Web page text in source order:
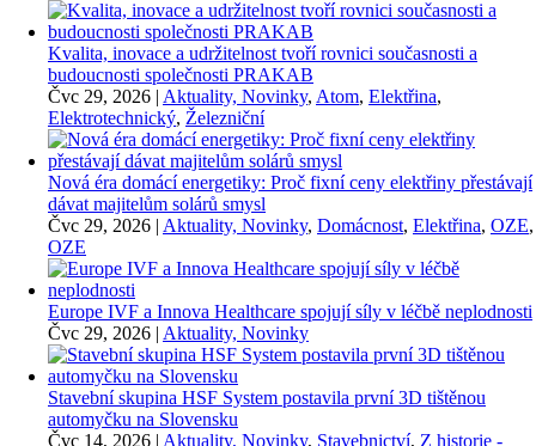
Kvalita, inovace a udržitelnost tvoří rovnici současnosti a
budoucnosti společnosti PRAKAB
Čvc 29, 2026 | Aktuality, Novinky, Atom, Elektřina,
Elektrotechnický, Železniční
Nová éra domácí energetiky: Proč fixní ceny elektřiny přestávají
dávat majitelům solárů smysl
Čvc 29, 2026 | Aktuality, Novinky, Domácnost, Elektřina, OZE,
OZE
Europe IVF a Innova Healthcare spojují síly v léčbě neplodnosti
Čvc 29, 2026 | Aktuality, Novinky
Stavební skupina HSF System postavila první 3D tištěnou
automyčku na Slovensku
Čvc 14, 2026 | Aktuality, Novinky, Stavebnictví, Z historie -